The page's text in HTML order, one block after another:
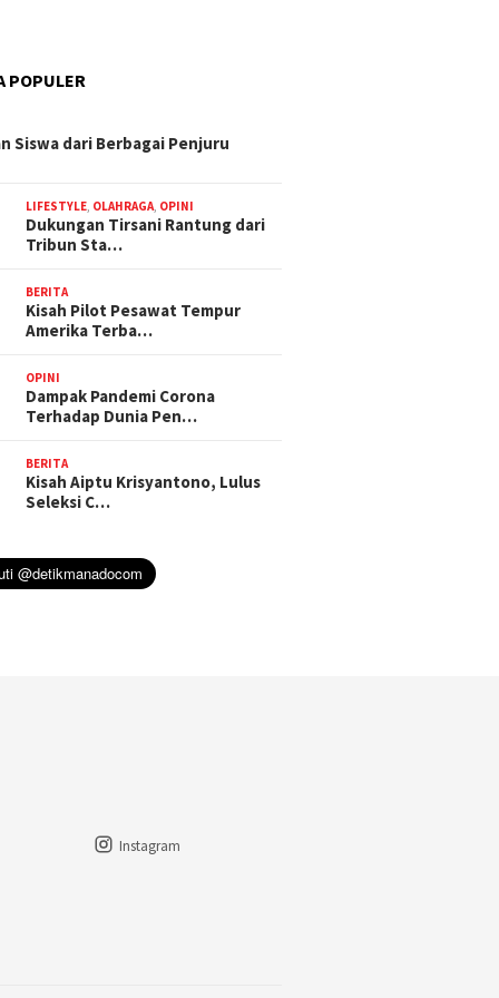
POPULER
Siswa dari Berbagai Penjuru
LIFESTYLE OLAHRAGA OPINI
Dukungan Tirsani Rantung dari
Tribun Sta…
BERITA
Kisah Pilot Pesawat Tempur
Amerika Terba…
OPINI
Dampak Pandemi Corona
Terhadap Dunia Pen…
BERITA
Kisah Aiptu Krisyantono, Lulus
Seleksi C…
Instagram